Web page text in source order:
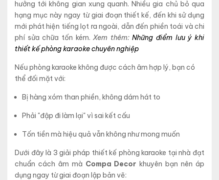
hưởng tới không gian xung quanh. Nhiều gia chủ bỏ qua
hạng mục này ngay từ giai đoạn thiết kế, đến khi sử dụng
mới phát hiện tiếng lọt ra ngoài, dẫn đến phiền toái và chi
phí sửa chữa tốn kém.Xem thêm:Những điểm lưu ý khi
thiết kế phòng karaoke chuyên nghiệp
Nếu phòng karaoke không được cách âm hợp lý, bạn có
thể đối mặt với:
Bị hàng xóm than phiền, không dám hát to
Phải "đập đi làm lại" vì sai kết cấu
Tốn tiền mà hiệu quả vẫn không như mong muốn
Dưới đây là 3 giải pháp thiết kế phòng karaoke tại nhà đạt
chuẩn cách âm mà Compa Decor khuyên bạn nên áp
dụng ngay từ giai đoạn lập bản vẽ: